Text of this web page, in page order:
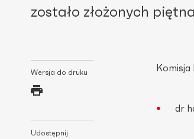
zostało złożonych
Wersja do druku
Udostępnij
Komisja
dr